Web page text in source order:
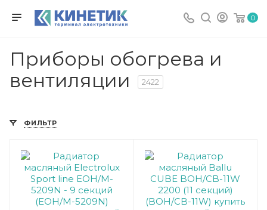
0
Приборы обогрева и
вентиляции
2422
ФИЛЬТР